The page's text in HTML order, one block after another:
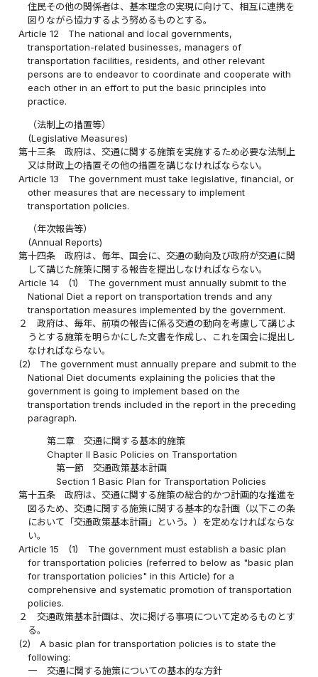
住民その他の関係者は、基本理念の実現に向けて、相互に連携を
図りながら協力するよう努めるものとする。
Article 12
The national and local governments,
transportation-related businesses, managers of
transportation facilities, residents, and other relevant
persons are to endeavor to coordinate and cooperate with
each other in an effort to put the basic principles into
practice.
（法制上の措置等）
(Legislative Measures)
第十三条
政府は、交通に関する施策を実施するため必要な法制上
又は財政上の措置その他の措置を講じなければならない。
Article 13
The government must take legislative, financial, or
other measures that are necessary to implement
transportation policies.
（年次報告等）
(Annual Reports)
第十四条
政府は、毎年、国会に、交通の動向及び政府が交通に関
して講じた施策に関する報告を提出しなければならない。
Article 14
(1)
The government must annually submit to the
National Diet a report on transportation trends and any
transportation measures implemented by the government.
２
政府は、毎年、前項の報告に係る交通の動向を考慮して講じよ
うとする施策を明らかにした文書を作成し、これを国会に提出し
なければならない。
(2)
The government must annually prepare and submit to the
National Diet documents explaining the policies that the
government is going to implement based on the
transportation trends included in the report in the preceding
paragraph.
第二章 交通に関する基本的施策
Chapter II Basic Policies on Transportation
第一節 交通政策基本計画
Section 1 Basic Plan for Transportation Policies
第十五条
政府は、交通に関する施策の総合的かつ計画的な推進を
図るため、交通に関する施策に関する基本的な計画（以下この条
において「交通政策基本計画」という。）を定めなければならな
い。
Article 15
(1)
The government must establish a basic plan
for transportation policies (referred to below as "basic plan
for transportation policies" in this Article) for a
comprehensive and systematic promotion of transportation
policies.
２
交通政策基本計画は、次に掲げる事項について定めるものとす
る。
(2)
A basic plan for transportation policies is to state the
following:
一
交通に関する施策についての基本的な方針